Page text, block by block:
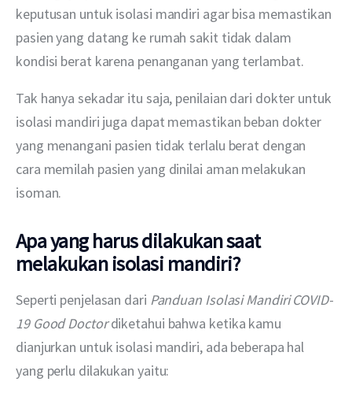
keputusan untuk isolasi mandiri agar bisa memastikan
pasien yang datang ke rumah sakit tidak dalam
kondisi berat karena penanganan yang terlambat.
Tak hanya sekadar itu saja, penilaian dari dokter untuk
isolasi mandiri juga dapat memastikan beban dokter
yang menangani pasien tidak terlalu berat dengan
cara memilah pasien yang dinilai aman melakukan
isoman.
Apa yang harus dilakukan saat
melakukan isolasi mandiri?
Seperti penjelasan dari Panduan Isolasi Mandiri COVID-
19 Good Doctor diketahui bahwa ketika kamu
dianjurkan untuk isolasi mandiri, ada beberapa hal
yang perlu dilakukan yaitu: